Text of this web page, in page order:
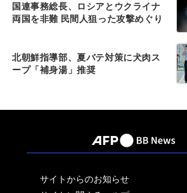
国連事務総長、ロシアとウクライナ
両国を非難 民間人狙った攻撃めぐり
北朝鮮指導部、夏バテ対策に犬肉ス
ープ「補身湯」推奨
サイトからのお知らせ